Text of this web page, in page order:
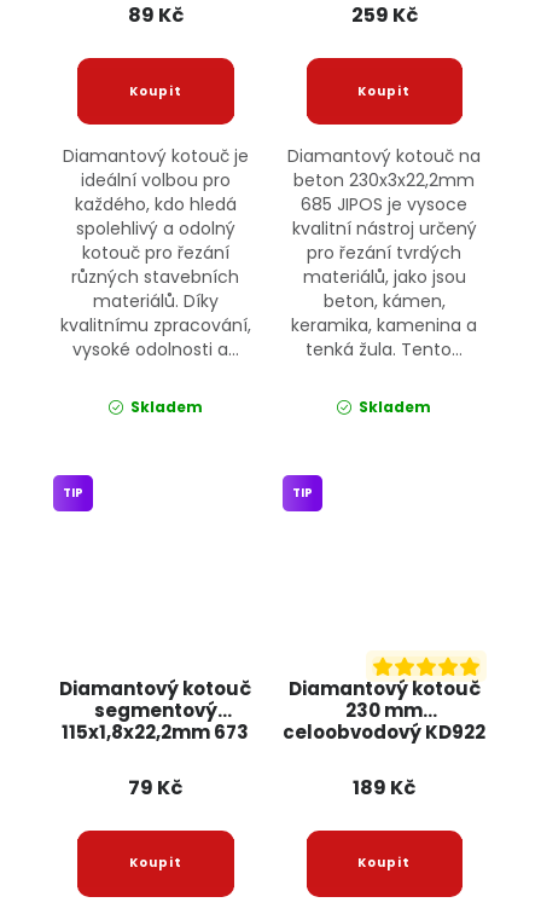
89 Kč
Diamantový kotouč je
ideální volbou pro
každého, kdo hledá
spolehlivý a odolný
kotouč pro řezání
různých stavebních
materiálů. Díky
kvalitnímu zpracování,
vysoké odolnosti a...
Skladem
259 Kč
Diamantový kotouč na
beton 230x3x22,2mm
685 JIPOS je vysoce
kvalitní nástroj určený
pro řezání tvrdých
materiálů, jako jsou
beton, kámen,
keramika, kamenina a
tenká žula. Tento...
Skladem
Diamantový kotouč
segmentový
115x1,8x22,2mm 673
TIP
79 Kč
Diamantový kotouč
230 mm
celoobvodový KD922
TIP
189 Kč